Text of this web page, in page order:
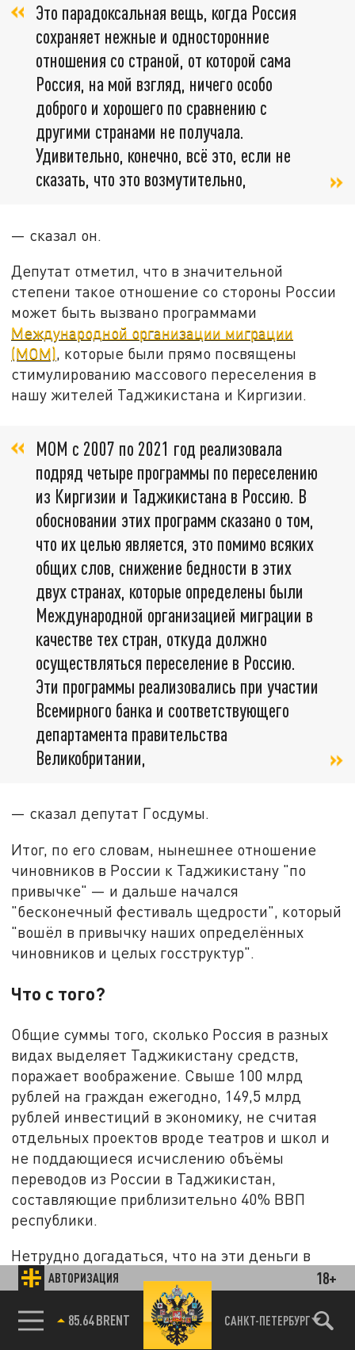
АВТОРИЗАЦИЯ 18+
85.64 BRENT САНКТ-ПЕТЕРБУРГ
Это парадоксальная вещь, когда Россия
сохраняет нежные и односторонние
отношения со страной, от которой сама
Россия, на мой взгляд, ничего особо
доброго и хорошего по сравнению с
другими странами не получала.
Удивительно, конечно, всё это, если не
сказать, что это возмутительно,
— сказал он.
Депутат отметил, что в значительной
степени такое отношение со стороны России
может быть вызвано программами
Международной организации миграции
(МОМ), которые были прямо посвящены
стимулированию массового переселения в
нашу жителей Таджикистана и Киргизии.
МОМ с 2007 по 2021 год реализовала
подряд четыре программы по переселению
из Киргизии и Таджикистана в Россию. В
обосновании этих программ сказано о том,
что их целью является, это помимо всяких
общих слов, снижение бедности в этих
двух странах, которые определены были
Международной организацией миграции в
качестве тех стран, откуда должно
осуществляться переселение в Россию.
Эти программы реализовались при участии
Всемирного банка и соответствующего
департамента правительства
Великобритании,
— сказал депутат Госдумы.
Итог, по его словам, нынешнее отношение
чиновников в России к Таджикистану "по
привычке" — и дальше начался
"бесконечный фестиваль щедрости", который
"вошёл в привычку наших определённых
чиновников и целых госструктур".
Что с того?
Общие суммы того, сколько Россия в разных
видах выделяет Таджикистану средств,
поражает воображение. Свыше 100 млрд
рублей на граждан ежегодно, 149,5 млрд
рублей инвестиций в экономику, не считая
отдельных проектов вроде театров и школ и
не поддающиеся исчислению объёмы
переводов из России в Таджикистан,
составляющие приблизительно 40% ВВП
республики.
Нетрудно догадаться, что на эти деньги в
России можно было запустить четыре или
пять нацпроектов "Новые технологии
сбережения здоровья" (финансирование в
до 2030 года).